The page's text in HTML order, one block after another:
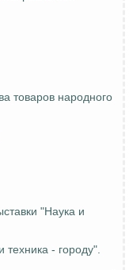
товаров народного
"Наука и
- городу".